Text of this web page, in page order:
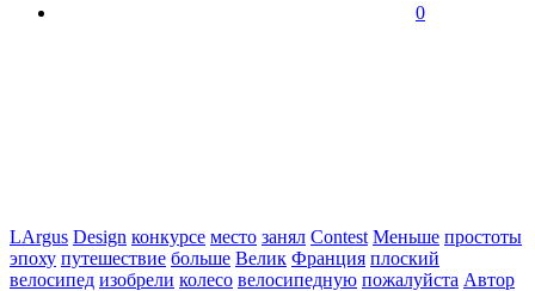
0
LArgus Design конкурсе место занял Contest Меньше простоты
эпоху путешествие больше Велик Франция плоский
велосипед изобрели колесо велосипедную пожалуйста Автор